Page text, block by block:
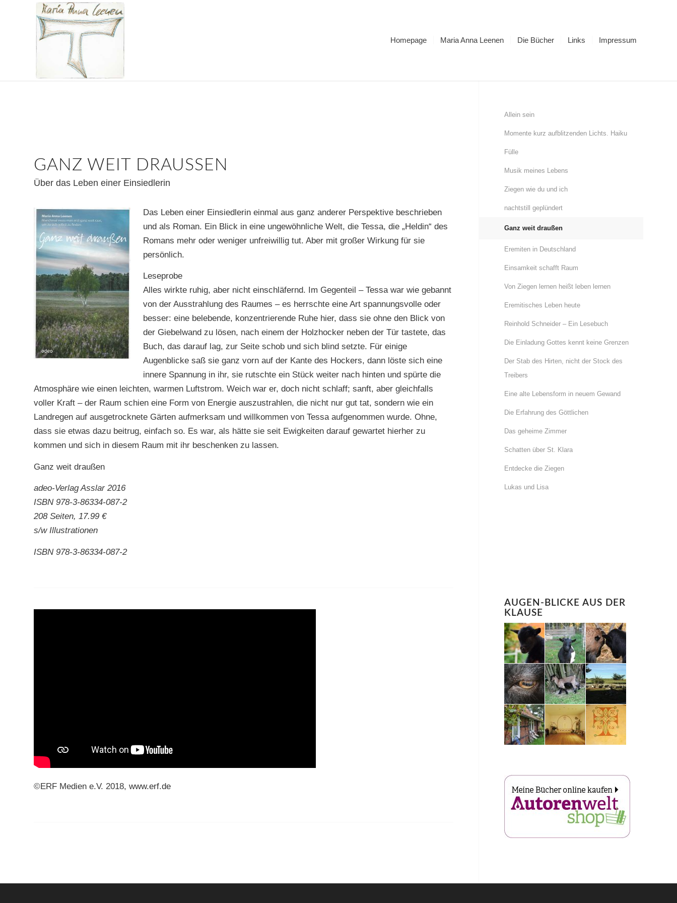
Homepage Maria Anna Leenen Die Bücher Links Impressum
GANZ WEIT DRAUSSEN
Über das Leben einer Einsiedlerin
Das Leben einer Einsiedlerin einmal aus ganz anderer Perspektive beschrieben
und als Roman. Ein Blick in eine ungewöhnliche Welt, die Tessa, die „Heldin“ des
Romans mehr oder weniger unfreiwillig tut. Aber mit großer Wirkung für sie
persönlich.
Leseprobe
Alles wirkte ruhig, aber nicht einschläfernd. Im Gegenteil – Tessa war wie gebannt
von der Ausstrahlung des Raumes – es herrschte eine Art spannungsvolle oder
besser: eine belebende, konzentrierende Ruhe hier, dass sie ohne den Blick von
der Giebelwand zu lösen, nach einem der Holzhocker neben der Tür tastete, das
Buch, das darauf lag, zur Seite schob und sich blind setzte. Für einige
Augenblicke saß sie ganz vorn auf der Kante des Hockers, dann löste sich eine
innere Spannung in ihr, sie rutschte ein Stück weiter nach hinten und spürte die
Atmosphäre wie einen leichten, warmen Luftstrom. Weich war er, doch nicht schlaff; sanft, aber gleichfalls
voller Kraft – der Raum schien eine Form von Energie auszustrahlen, die nicht nur gut tat, sondern wie ein
Landregen auf ausgetrocknete Gärten aufmerksam und willkommen von Tessa aufgenommen wurde. Ohne,
dass sie etwas dazu beitrug, einfach so. Es war, als hätte sie seit Ewigkeiten darauf gewartet hierher zu
kommen und sich in diesem Raum mit ihr beschenken zu lassen.
Ganz weit draußen
adeo-Verlag Asslar 2016
ISBN 978-3-86334-087-2
208 Seiten, 17.99 €
s/w Illustrationen
ISBN 978-3-86334-087-2
©ERF Medien e.V. 2018, www.erf.de
Allein sein
Momente kurz aufblitzenden Lichts. Haiku
Fülle
Musik meines Lebens
Ziegen wie du und ich
nachtstill geplündert
Ganz weit draußen
Eremiten in Deutschland
Einsamkeit schafft Raum
Von Ziegen lernen heißt leben lernen
Eremitisches Leben heute
Reinhold Schneider – Ein Lesebuch
Die Einladung Gottes kennt keine Grenzen
Der Stab des Hirten, nicht der Stock des
Treibers
Eine alte Lebensform in neuem Gewand
Die Erfahrung des Göttlichen
Das geheime Zimmer
Schatten über St. Klara
Entdecke die Ziegen
Lukas und Lisa
AUGEN-BLICKE AUS DER
KLAUSE